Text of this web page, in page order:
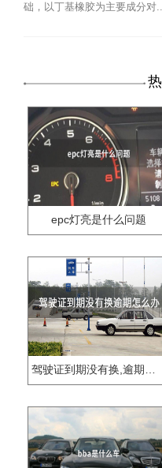
础，以丁基橡胶为主要成分对
epc灯亮是什么问题
驾驶证到期没有换,逾期怎么办??